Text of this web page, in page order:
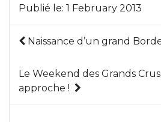
Publié le: 1 February 2013
Naissance d’un grand
Le Weekend des Grands
approche !